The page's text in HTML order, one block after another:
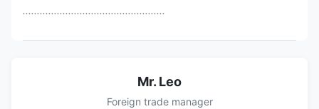
..................................................
Mr. Leo
Foreign trade manager